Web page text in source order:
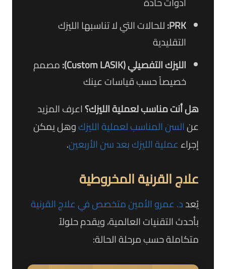
PRK: للحالات التي لا تناسبها الليزك
التقليدية
الليزك التفصيلي (Custom LASIK):
مصمم
خصيصاً حسب قياسات عينك
هل أنت مناسب لعملية الليزك؟اعرف المزيد
عنالسن المناسب لعملية الليزكوهل يمكن
إجراءعملية الليزك بعد سن الأربعين.
علاج القرنية المخروطية
يُعدد. عمرو الأمين متخصص في علاج القرنية
بأحدث التقنيات العالمية، ويقدم حلولاً
متكاملة حسب مرحلة الحالة: